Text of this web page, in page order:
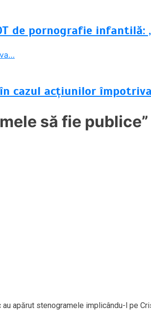
de pornografie infantilă:
în cazul acțiunilor
să fie publice”
apărut stenogramele implicându-l pe